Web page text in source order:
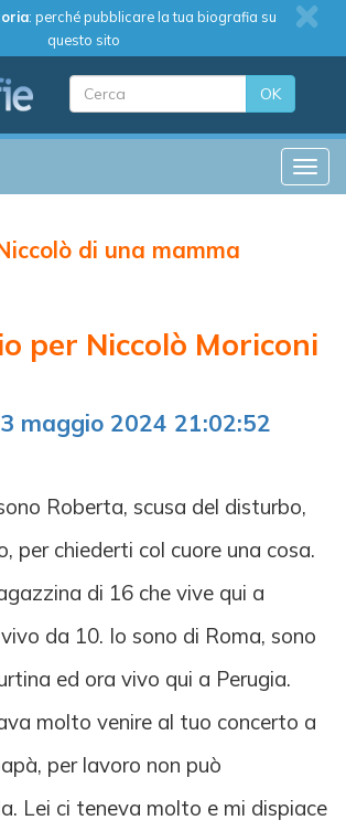
: perché pubblicare la tua biografia su
questo sito
OK
di una mamma
per Niccolò Moriconi
maggio 2024 21:02:52
Roberta, scusa del disturbo,
per chiederti col cuore una cosa.
di 16 che vive qui a
da 10. Io sono di Roma, sono
ed ora vivo qui a Perugia.
molto venire al tuo concerto a
per lavoro non può
Lei ci teneva molto e mi dispiace